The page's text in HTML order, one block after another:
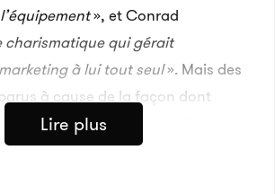
», et Conrad
charismatique qui gérait
à lui tout seul». Mais des
à cause de la façon dont
au sein de la société. Conrad et
de l’institut ont en effet déposé
Lire plus